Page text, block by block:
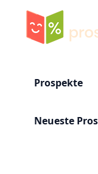
Prospekte
Neueste